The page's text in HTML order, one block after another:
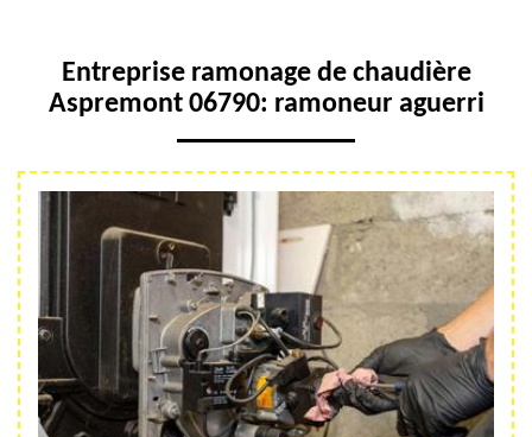
Entreprise ramonage de chaudière
Aspremont 06790: ramoneur aguerri